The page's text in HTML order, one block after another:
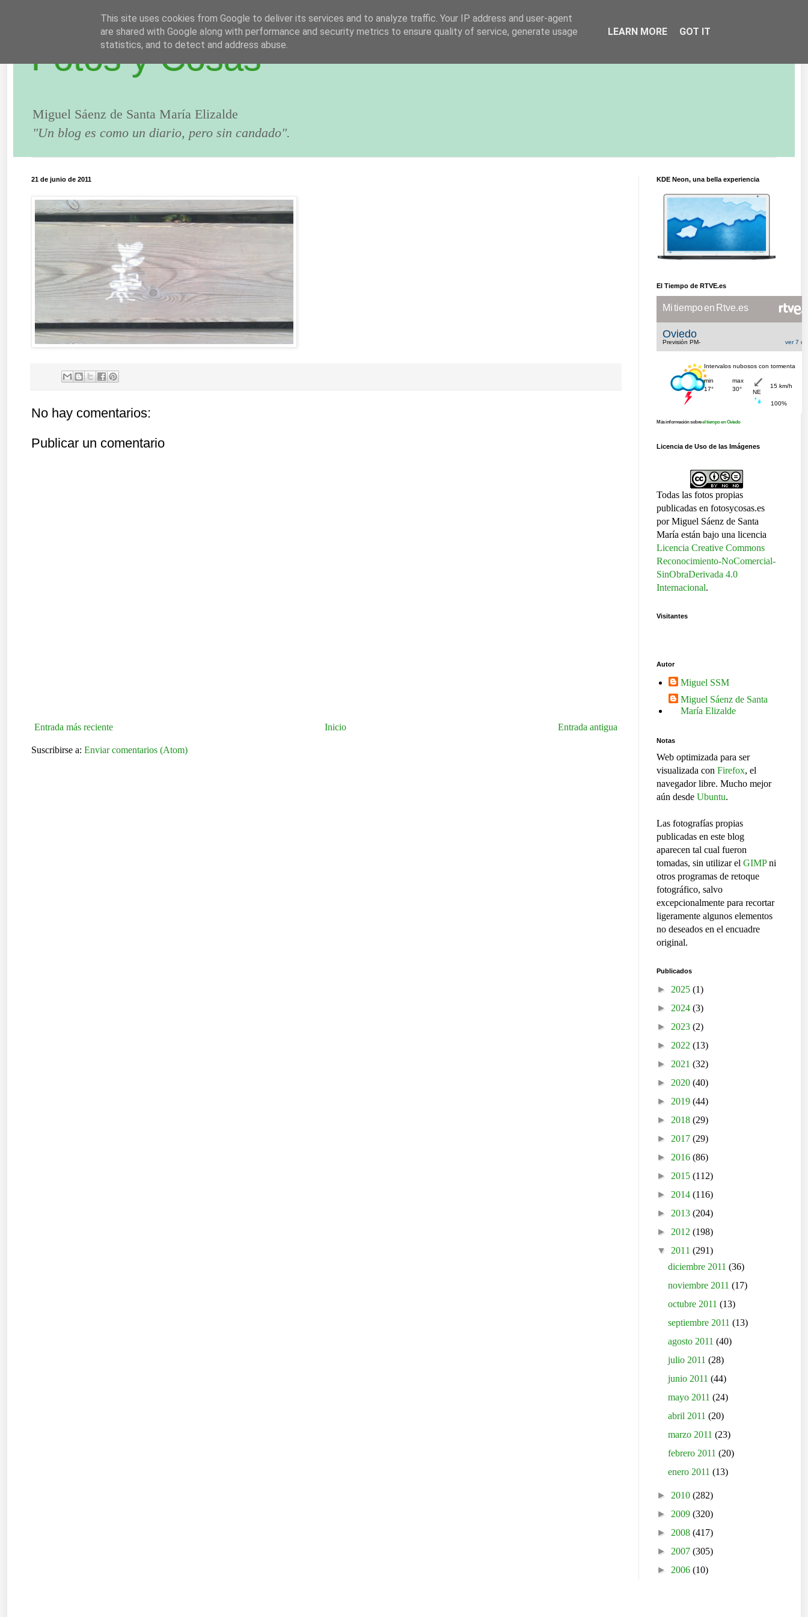
Fotos y Cosas
Miguel Sáenz de Santa María Elizalde
"Un blog es como un diario, pero sin candado".
21 de junio de 2011
No hay comentarios:
Publicar un comentario
Entrada más reciente Entrada antigua
Inicio
Suscribirse a: Enviar comentarios (Atom)
KDE Neon, una bella experiencia
El Tiempo de RTVE.es
Más información sobreel tiempo en Oviedo
Licencia de Uso de las Imágenes
Todas las fotos propias
publicadas en fotosycosas.es
por Miguel Sáenz de Santa
María están bajo una licencia
Licencia Creative Commons
Reconocimiento-NoComercial-
SinObraDerivada 4.0
Internacional.
Visitantes
Autor
Miguel SSM
Miguel Sáenz de Santa
María Elizalde
Notas
Web optimizada para ser
visualizada con Firefox, el
navegador libre. Mucho mejor
aún desde Ubuntu.
Las fotografías propias
publicadas en este blog
aparecen tal cual fueron
tomadas, sin utilizar el GIMPni
otros programas de retoque
fotográfico, salvo
excepcionalmente para recortar
ligeramente algunos elementos
no deseados en el encuadre
original.
Publicados
► 2025 (1)
► 2024 (3)
► 2023 (2)
► 2022 (13)
► 2021 (32)
► 2020 (40)
► 2019 (44)
► 2018 (29)
► 2017 (29)
► 2016 (86)
► 2015 (112)
► 2014 (116)
► 2013 (204)
► 2012 (198)
▼ 2011 (291)
diciembre 2011(36)
noviembre 2011(17)
octubre 2011(13)
septiembre 2011(13)
agosto 2011(40)
julio 2011(28)
junio 2011(44)
mayo 2011(24)
abril 2011(20)
marzo 2011(23)
febrero 2011(20)
enero 2011(13)
► 2010 (282)
► 2009 (320)
► 2008 (417)
► 2007 (305)
► 2006 (10)
This site uses cookies from Google to deliver its services and to analyze traffic. Your IP address and user-agent
are shared with Google along with performance and security metrics to ensure quality of service, generate usage
statistics, and to detect and address abuse.
LEARN MORE GOT IT